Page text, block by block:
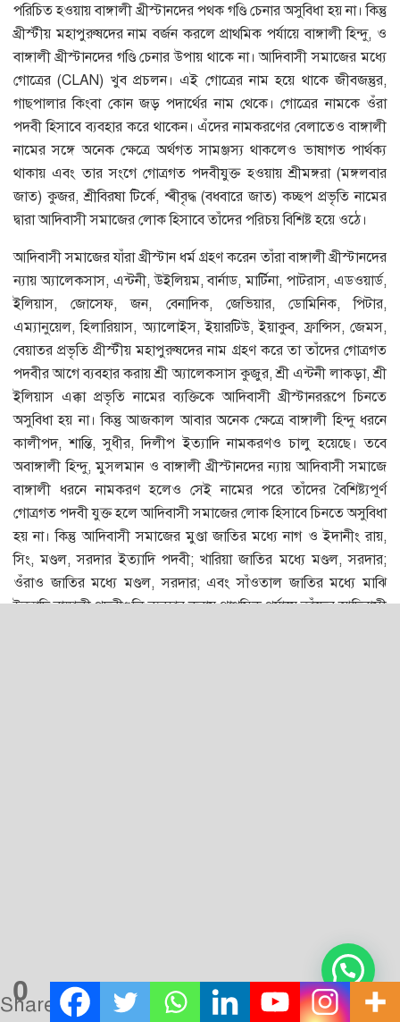
পরিচিত হওয়ায় বাঙ্গালী খ্রীস্টানদের পথক গণ্ডি চেনার অসুবিধা হয় না। কিন্তু
খ্রীস্টীয় মহাপুরুষদের নাম বর্জন করলে প্রাথমিক পর্যায়ে বাঙ্গালী হিন্দু, ও
বাঙ্গালী খ্রীস্টানদের গণ্ডি চেনার উপায় থাকে না। আদিবাসী সমাজের মধ্যে
গােত্রের (CLAN) খুব প্রচলন। এই গােত্রের নাম হয়ে থাকে জীবজন্তুর,
গাছপালার কিংবা কোন জড় পদার্থের নাম থেকে। গােত্রের নামকে ওঁরা
পদবী হিসাবে ব্যবহার করে থাকেন। এঁদের নামকরণের বেলাতেও বাঙ্গালী
নামের সঙ্গে অনেক ক্ষেত্রে অর্থগত সামঞ্জস্য থাকলেও ভাষাগত পার্থক্য
থাকায় এবং তার সংগে গােত্রগত পদবীযুক্ত হওয়ায় শ্রীমঙ্গরা (মঙ্গলবার
জাত) কুজর, শ্রীবিরষা টির্কে, শ্ৰীবৃদ্ধ (বধবারে জাত) কচ্ছপ প্রভৃতি নামের
দ্বারা আদিবাসী সমাজের লােক হিসাবে তাঁদের পরিচয় বিশিষ্ট হয়ে ওঠে।
আদিবাসী সমাজের যাঁরা খ্রীস্টান ধর্ম গ্রহণ করেন তাঁরা বাঙ্গালী খ্রীস্টানদের
ন্যায় অ্যালেকসাস, এন্টনী, উইলিয়ম, বার্নাড, মার্টিনা, পাটরাস, এডওয়ার্ড,
ইলিয়াস, জোসেফ, জন, বেনাদিক, জেভিয়ার, ডােমিনিক, পিটার,
এম্যানুয়েল, হিলারিয়াস, অ্যালােইস, ইয়ারটিউ, ইয়াকুব, ফ্রান্সিস, জেমস,
বেয়াতর প্রভৃতি প্রীস্টীয় মহাপুরুষদের নাম গ্রহণ করে তা তাঁদের গােত্রগত
পদবীর আগে ব্যবহার করায় শ্রী অ্যালেকসাস কুজুর, শ্রী এন্টনী লাকড়া, শ্রী
ইলিয়াস এক্কা প্রভৃতি নামের ব্যক্তিকে আদিবাসী খ্রীস্টানররূপে চিনতে
অসুবিধা হয় না। কিন্তু আজকাল আবার অনেক ক্ষেত্রে বাঙ্গালী হিন্দু ধরনে
কালীপদ, শান্তি, সুধীর, দিলীপ ইত্যাদি নামকরণও চালু হয়েছে। তবে
অবাঙ্গালী হিন্দু, মুসলমান ও বাঙ্গালী খ্রীস্টানদের ন্যায় আদিবাসী সমাজে
বাঙ্গালী ধরনে নামকরণ হলেও সেই নামের পরে তাঁদের বৈশিষ্ট্যপূর্ণ
গােত্রগত পদবী যুক্ত হলে আদিবাসী সমাজের লােক হিসাবে চিনতে অসুবিধা
হয় না। কিন্তু আদিবাসী সমাজের মুণ্ডা জাতির মধ্যে নাগ ও ইদানীং রায়,
সিং, মণ্ডল, সরদার ইত্যাদি পদবী; খারিয়া জাতির মধ্যে মণ্ডল, সরদার;
ওঁরাও জাতির মধ্যে মণ্ডল, সরদার; এবং সাঁওতাল জাতির মধ্যে মাঝি
ইত্যাদি বাঙ্গালী পদবীগুলি ব্যবহার করায় প্রাথমিক পর্যায়ে তাঁদের আদিবাসী
পদবী যুক্ত “জারিন চৌধুরী” উল্লেখ করতে দেখা যাচ্ছে। এঞ্জিনিয়ার পদবী-
বিহীন জারিন নামের দ্বারা তাঁর কৌলিক সম্প্রদায় চিহ্নিত করা কিছুটা দুষ্কর।
কারণ বাঙ্গালী হিন্দু স্ত্রী-পুরুষের নামকরণে এখন ততটা গোঁড়া হিন্দুয়ানী
দেখা যায় না। তবে আলােচ্যক্ষেত্রে যেহেতু শ্ৰীমতী জারিনের কৌলিক
0
Shares